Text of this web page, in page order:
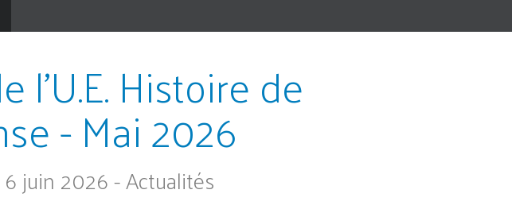
l'U.E. Histoire de
- Mai 2026
juin 2026 - Actualités